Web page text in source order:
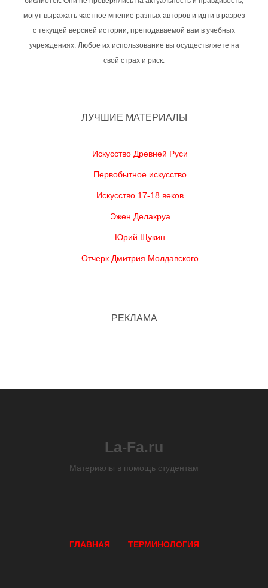
могут выражать частное мнение разных авторов и идти в разрез
с текущей версией истории, преподаваемой вам в учебных
учреждениях. Любое их использование вы осуществляете на
свой страх и риск.
ЛУЧШИЕ МАТЕРИАЛЫ
Искусство Древней Руси
Первобытное искусство
Искусство 17-18 веков
Эжен Делакруа
Юрий Щукин
Отчерк Дмитрия Молдавского
РЕКЛАМА
La-Fa.ru
Материалы в помощь студентам
ГЛАВНАЯ ТЕРМИНОЛОГИЯ